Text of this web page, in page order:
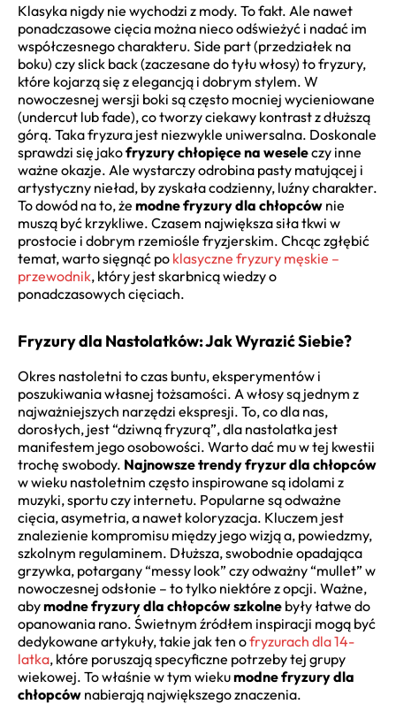
Klasyka nigdy nie wychodzi z mody. To fakt. Ale nawet
ponadczasowe cięcia można nieco odświeżyć i nadać im
współczesnego charakteru. Side part (przedziałek na
boku) czy slick back (zaczesane do tyłu włosy) to fryzury,
które kojarzą się z elegancją i dobrym stylem. W
nowoczesnej wersji boki są często mocniej wycieniowane
(undercut lub fade), co tworzy ciekawy kontrast z dłuższą
górą. Taka fryzura jest niezwykle uniwersalna. Doskonale
sprawdzi się jakofryzury chłopięce na weseleczy inne
ważne okazje. Ale wystarczy odrobina pasty matującej i
artystyczny nieład, by zyskała codzienny, luźny charakter.
To dowód na to, że modne fryzury dla chłopców nie
muszą być krzykliwe. Czasem największa siła tkwi w
prostocie i dobrym rzemiośle fryzjerskim. Chcąc zgłębić
temat, warto sięgnąć po klasyczne fryzury męskie –
przewodnik, który jest skarbnicą wiedzy o
ponadczasowych cięciach.
Fryzury dla Nastolatków: Jak Wyrazić Siebie?
Okres nastoletni to czas buntu, eksperymentów i
poszukiwania własnej tożsamości. A włosy są jednym z
najważniejszych narzędzi ekspresji. To, co dla nas,
dorosłych, jest “dziwną fryzurą”, dla nastolatka jest
manifestem jego osobowości. Warto dać mu w tej kwestii
trochę swobody. Najnowsze trendy fryzur dla chłopców
w wieku nastoletnim często inspirowane są idolami z
muzyki, sportu czy internetu. Popularne są odważne
cięcia, asymetria, a nawet koloryzacja. Kluczem jest
znalezienie kompromisu między jego wizją a, powiedzmy,
szkolnym regulaminem. Dłuższa, swobodnie opadająca
grzywka, potargany “messy look” czy odważny “mullet” w
nowoczesnej odsłonie – to tylko niektóre z opcji. Ważne,
abymodne fryzury dla chłopców szkolne były łatwe do
opanowania rano. Świetnym źródłem inspiracji mogą być
dedykowane artykuły, takie jak ten ofryzurach dla 14-
latka, które poruszają specyficzne potrzeby tej grupy
wiekowej. To właśnie w tym wiekumodne fryzury dla
chłopców nabierają największego znaczenia.